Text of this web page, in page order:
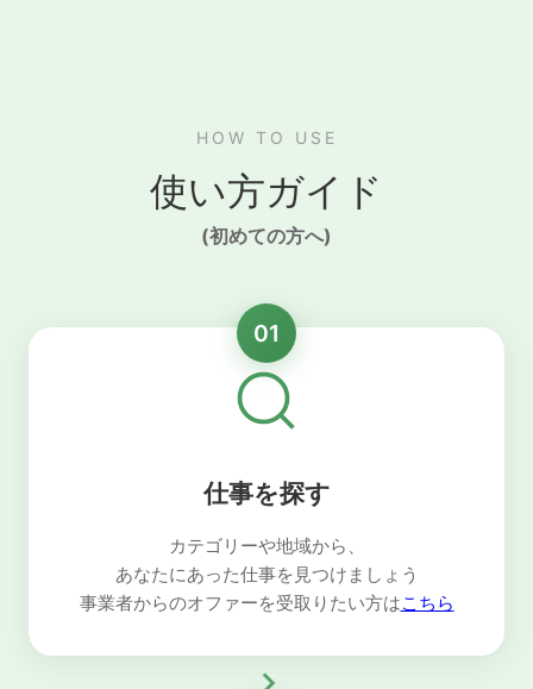
HOW TO USE
使い方ガイド
(初めての方へ)
01
仕事を探す
カテゴリーや地域から、
あなたにあった仕事を見つけましょう
事業者からのオファーを受取りたい方はこちら